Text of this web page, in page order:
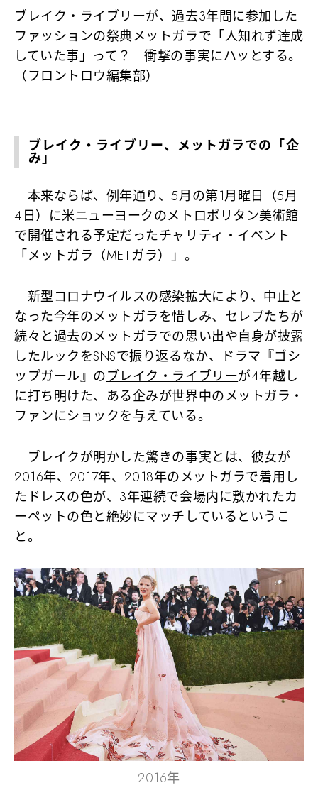
ブレイク・ライブリーが、過去3年間に参加した
ファッションの祭典メットガラで「人知れず達成
していた事」って？ 衝撃の事実にハッとする。
（フロントロウ編集部）
ブレイク・ライブリー、メットガラでの「企
み」
本来ならば、例年通り、5月の第1月曜日（5月
4日）に米ニューヨークのメトロポリタン美術館
で開催される予定だったチャリティ・イベント
「メットガラ（METガラ）」。
新型コロナウイルスの感染拡大により、中止と
なった今年のメットガラを惜しみ、セレブたちが
続々と過去のメットガラでの思い出や自身が披露
したルックをSNSで振り返るなか、ドラマ『ゴシ
ップガール』のブレイク・ライブリーが4年越し
に打ち明けた、ある企みが世界中のメットガラ・
ファンにショックを与えている。
ブレイクが明かした驚きの事実とは、彼女が
2016年、2017年、2018年のメットガラで着用し
たドレスの色が、3年連続で会場内に敷かれたカ
ーペットの色と絶妙にマッチしているというこ
と。
2016年